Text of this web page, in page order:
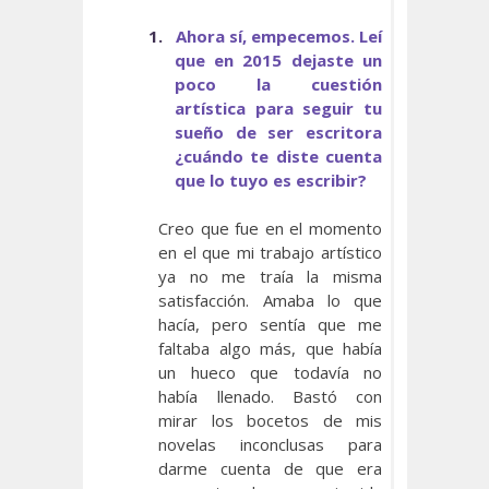
1.
Ahora sí, empecemos. Leí
que en 2015 dejaste un
poco la cuestión
artística para seguir tu
sueño de ser escritora
¿cuándo te diste cuenta
que lo tuyo es escribir?
Creo que fue en el momento
en el que mi trabajo artístico
ya no me traía la misma
satisfacción. Amaba lo que
hacía, pero sentía que me
faltaba algo más, que había
un hueco que todavía no
había llenado. Bastó con
mirar los bocetos de mis
novelas inconclusas para
darme cuenta de que era